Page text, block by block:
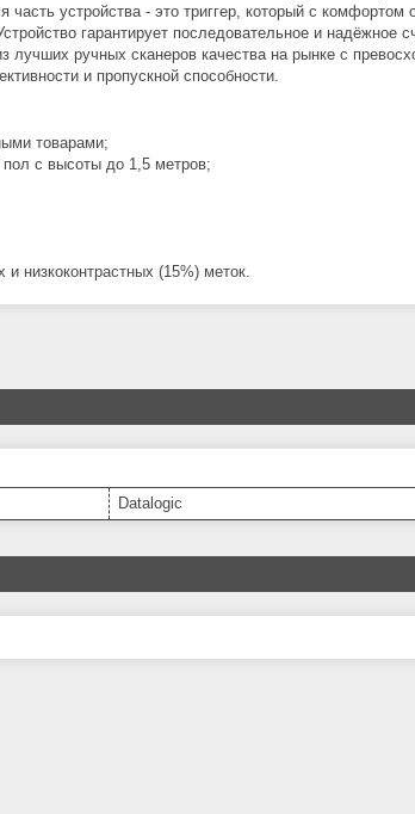
устройства - это триггер, который с
гарантирует последовательное и надёжное
лучших ручных сканеров качества на рынке с
и пропускной способности.
товарами;
с высоты до 1,5 метров;
низкоконтрастных (15%) меток.
Datalogic